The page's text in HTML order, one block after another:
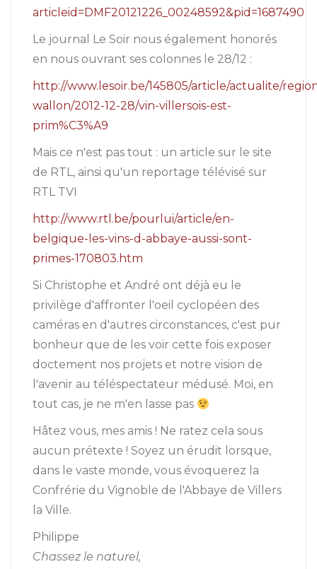
articleid=DMF20121226_00248592&pid=1687490
Le journal Le Soir nous également honorés
en nous ouvrant ses colonnes le 28/12 :
http://www.lesoir.be/145805/article/actualite/
wallon/2012-12-28/vin-villersois-est-
prim%C3%A9
Mais ce n'est pas tout : un article sur le site
de RTL, ainsi qu'un reportage télévisé sur
RTL TVI
http://www.rtl.be/pourlui/article/en-
belgique-les-vins-d-abbaye-aussi-sont-
primes-170803.htm
Si Christophe et André ont déjà eu le
privilège d'affronter l'oeil cyclopéen des
caméras en d'autres circonstances, c'est pur
bonheur que de les voir cette fois exposer
doctement nos projets et notre vision de
l'avenir au téléspectateur médusé. Moi, en
tout cas, je ne m'en lasse pas
Hâtez vous, mes amis ! Ne ratez cela sous
aucun prétexte ! Soyez un érudit lorsque,
dans le vaste monde, vous évoquerez la
Confrérie du Vignoble de l'Abbaye de Villers
la Ville.
Philippe
Chassez le naturel,